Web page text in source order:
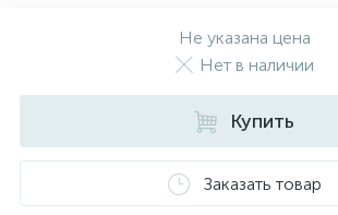
Не указана цена
Нет в наличии
Купить
Заказать товар